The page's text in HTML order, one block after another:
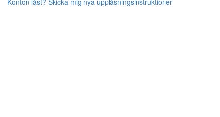
Konton låst? Skicka mig nya upplåsningsinstruktioner